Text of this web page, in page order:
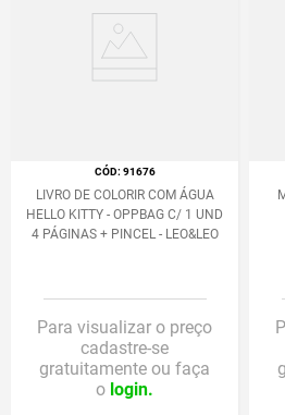
:91676
LIVRO DE COLORIR COM ÁGUA
HELLO KITTY - OPPBAG C/ 1 UND
4 PÁGINAS + PINCEL - LEO&LEO
Para visualizar o preço
cadastre-se
gratuitamente ou faça
o login.